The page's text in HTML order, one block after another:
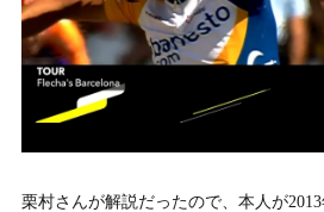
栗村さんが解説だったので、本人が